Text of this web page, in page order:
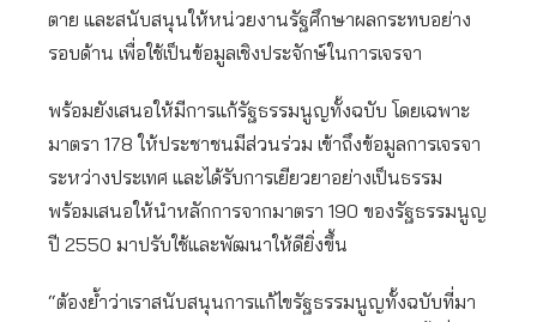
ตาย และสนับสนุนให้หน่วยงานรัฐศึกษาผลกระทบอย่าง
รอบด้าน เพื่อใช้เป็นข้อมูลเชิงประจักษ์ในการเจรจา
พร้อมยังเสนอให้มีการแก้รัฐธรรมนูญทั้งฉบับ โดยเฉพาะ
มาตรา 178 ให้ประชาชนมีส่วนร่วม เข้าถึงข้อมูลการเจรจา
ระหว่างประเทศ และได้รับการเยียวยาอย่างเป็นธรรม
พร้อมเสนอให้นำหลักการจากมาตรา 190 ของรัฐธรรมนูญ
ปี 2550 มาปรับใช้และพัฒนาให้ดียิ่งขึ้น
“ต้องย้ำว่าเราสนับสนุนการแก้ไขรัฐธรรมนูญทั้งฉบับที่มา